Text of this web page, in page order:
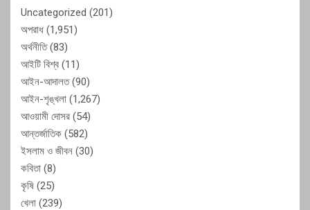
Uncategorized (201)
অপরাধ (1,951)
অর্থনীতি(83)
আইটি বিশ্ব (11)
আইন-আদালত(90)
আইন-শৃঙ্খলা (1,267)
আওয়ামী দোসর (54)
আন্তর্জাতিক (582)
ইসলাম ও জীবন (30)
কবিতা (8)
কৃষি (25)
খেলা (239)